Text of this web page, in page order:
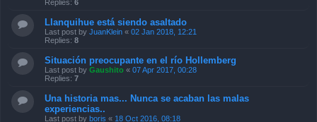
Replies: 6
Llanquihue está siendo asaltado
Last post by JuanKlein « 02 Jan 2018, 12:21
Replies: 8
Situación preocupante en el río Hollemberg
Last post by Gaushito « 07 Apr 2017, 00:28
Replies: 7
Una historia mas... Nunca se acaban las malas
experiencias..
Last post by boris « 18 Oct 2016, 08:18